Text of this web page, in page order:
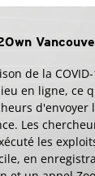
de la
en ligne, ce
d'envoyer
Les
les
en